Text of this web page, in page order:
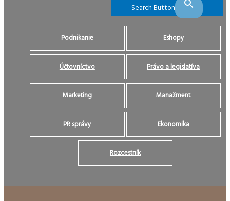
Search Button
Podnikanie Eshopy
Účtovníctvo Právo a legislatíva
Marketing Manažment
PR správy Ekonomika
Rozcestník